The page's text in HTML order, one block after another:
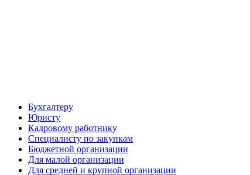
Бухгалтеру
Юристу
Кадровому работнику
Специалисту по закупкам
Бюджетной организации
Для малой организации
Для средней и крупной организации